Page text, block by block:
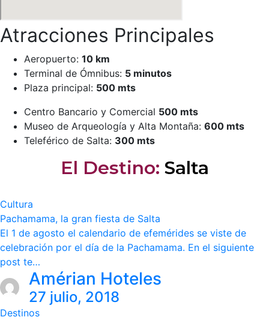
Atracciones Principales
Aeropuerto: 10 km
Terminal de Ómnibus: 5 minutos
Plaza principal: 500 mts
Centro Bancario y Comercial 500 mts
Museo de Arqueología y Alta Montaña: 600 mts
Teleférico de Salta: 300 mts
El Destino: Salta
Cultura
Pachamama, la gran fiesta de Salta
El 1 de agosto el calendario de efemérides se viste de
celebración por el día de la Pachamama. En el siguiente
post te…
Amérian Hoteles
27 julio, 2018
Destinos